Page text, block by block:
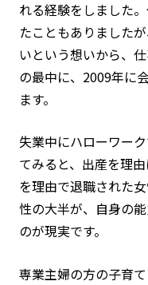
れる経験をしました
たこともありました
いという想いから、
の最中に、2009年に
ます。
失業中にハローワー
てみると、出産を理
を理由で退職された
性の大半が、自身の
のが現実です。
専業主婦の方の子育